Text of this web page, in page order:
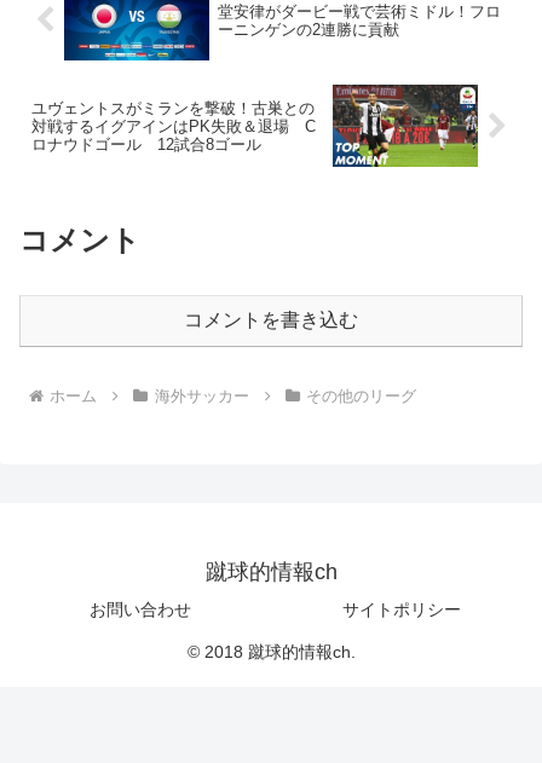
堂安律がダービー戦で芸術ミドル！フロ
ーニンゲンの2連勝に貢献
ユヴェントスがミランを撃破！古巣との
対戦するイグアインはPK失敗＆退場 C
ロナウドゴール 12試合8ゴール
コメント
コメントを書き込む
ホーム 海外サッカー その他のリーグ
蹴球的情報ch
お問い合わせ サイトポリシー
© 2018 蹴球的情報ch.